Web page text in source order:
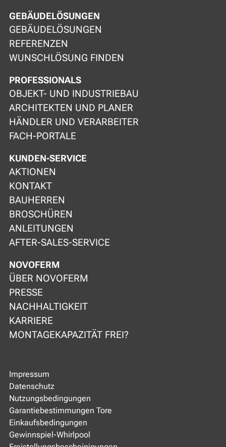
GEBÄUDELÖSUNGEN
GEBÄUDELÖSUNGEN
REFERENZEN
WUNSCHLÖSUNG FINDEN
PROFESSIONALS
OBJEKT- UND INDUSTRIEBAU
ARCHITEKTEN UND PLANER
HÄNDLER UND VERARBEITER
FACH-PORTALE
KUNDEN-SERVICE
AKTIONEN
KONTAKT
BAUHERREN
BROSCHÜREN
ANLEITUNGEN
AFTER-SALES-SERVICE
NOVOFERM
ÜBER NOVOFERM
PRESSE
NACHHALTIGKEIT
KARRIERE
MONTAGEKAPAZITÄT FREI?
Impressum
Datenschutz
Nutzungsbedingungen
Garantiebestimmungen Tore
Einkaufsbedingungen
Gewinnspiel-Whirlpool